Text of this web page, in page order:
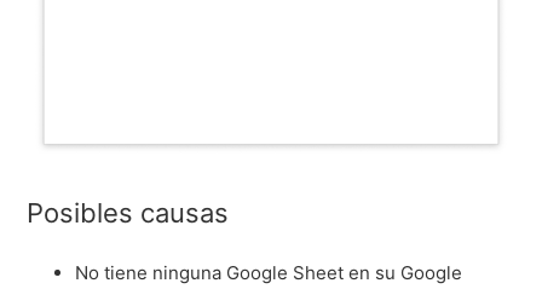
Posibles causas
No tiene ninguna Google Sheet en su Google